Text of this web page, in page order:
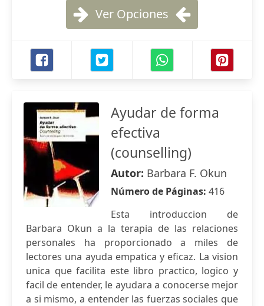
Ver Opciones
Ayudar de forma
efectiva
(counselling)
Autor: Barbara F. Okun
Número de Páginas: 416
Esta introduccion de
Barbara Okun a la terapia de las relaciones
personales ha proporcionado a miles de
lectores una ayuda empatica y eficaz. La vision
unica que facilita este libro practico, logico y
facil de entender, le ayudara a conocerse mejor
a si mismo, a entender las fuerzas sociales que